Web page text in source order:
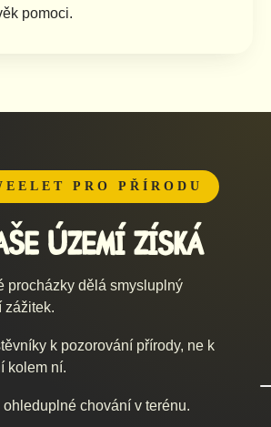
pomoci.
PRO PŘÍRODU
území získá
procházky dělá smysluplný
zážitek.
k pozorování přírody, ne k
kolem ní.
ohleduplné chování v terénu.